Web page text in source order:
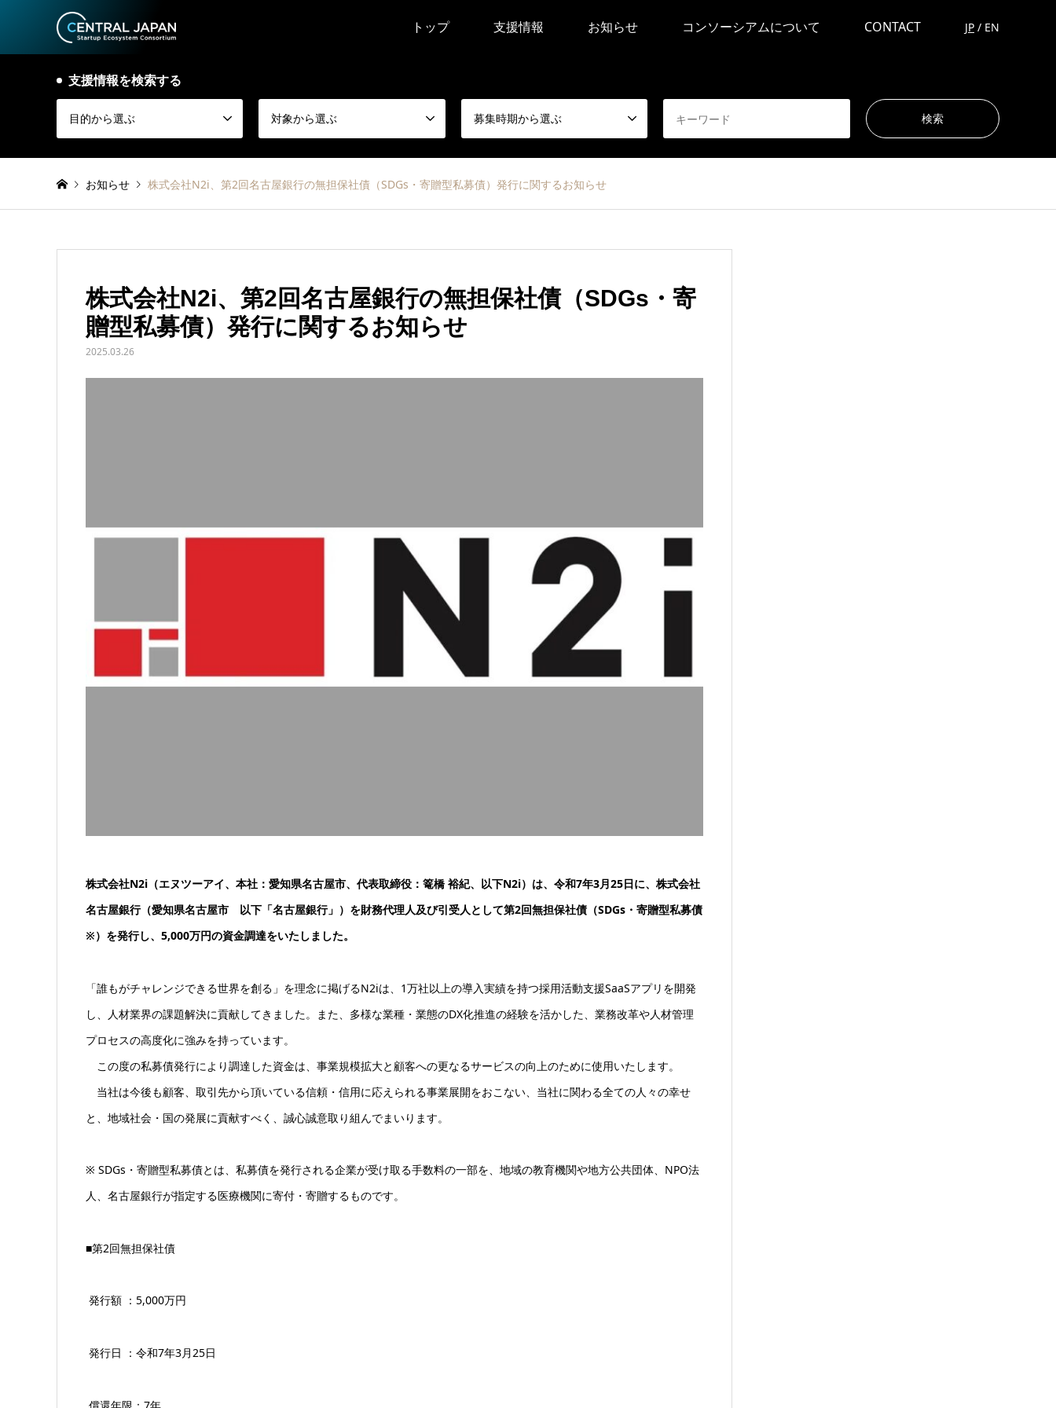
トップ 支援情報 お知らせ コンソーシアムについて CONTACT JP / EN
支援情報を検索する
目的から選ぶ 対象から選ぶ 募集時期から選ぶ
お知らせ 株式会社N2i、第2回名古屋銀行の無担保社債（SDGs・寄贈型私募債）発行に関するお知らせ
株式会社N2i、第2回名古屋銀行の無担保社債（SDGs・寄
贈型私募債）発行に関するお知らせ
2025.03.26
株式会社N2i（エヌツーアイ、本社：愛知県名古屋市、代表取締役：篭橋 裕紀、以下N2i）は、令和7年3月25日に、株式会社
名古屋銀行（愛知県名古屋市 以下「名古屋銀行」）を財務代理人及び引受人として第2回無担保社債（SDGs・寄贈型私募債
※）を発行し、5,000万円の資金調達をいたしました。
「誰もがチャレンジできる世界を創る」を理念に掲げるN2iは、1万社以上の導入実績を持つ採用活動支援SaaSアプリを開発
し、人材業界の課題解決に貢献してきました。また、多様な業種・業態のDX化推進の経験を活かした、業務改革や人材管理
プロセスの高度化に強みを持っています。
この度の私募債発行により調達した資金は、事業規模拡大と顧客への更なるサービスの向上のために使用いたします。
当社は今後も顧客、取引先から頂いている信頼・信用に応えられる事業展開をおこない、当社に関わる全ての人々の幸せ
と、地域社会・国の発展に貢献すべく、誠心誠意取り組んでまいります。
※ SDGs・寄贈型私募債とは、私募債を発行される企業が受け取る手数料の一部を、地域の教育機関や地方公共団体、NPO法
人、名古屋銀行が指定する医療機関に寄付・寄贈するものです。
■第2回無担保社債
発行額 ：5,000万円
発行日 ：令和7年3月25日
償還年限：7年